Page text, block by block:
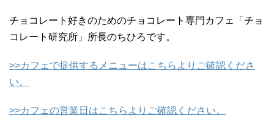
チョコレート好きのためのチョコレート専門カフェ「チョ
コレート研究所」所長のちひろです。
>>カフェで提供するメニューはこちらよりご確認くださ
い。
>>カフェの営業日はこちらよりご確認ください。